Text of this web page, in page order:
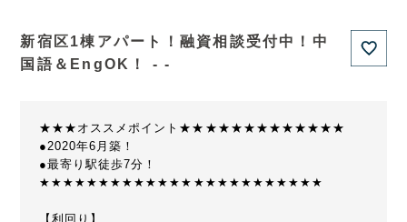
新宿区1棟アパート！融資相談受付中！中
国語＆EngOK！ - -
★★★オススメポイント★★★★★★★★★★★★★
●2020年6月築！
●最寄り駅徒歩7分！
★★★★★★★★★★★★★★★★★★★★★★★★
【利回り】